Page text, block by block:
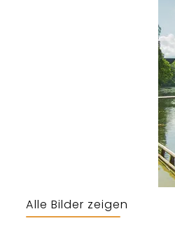
Alle Bilder zeigen